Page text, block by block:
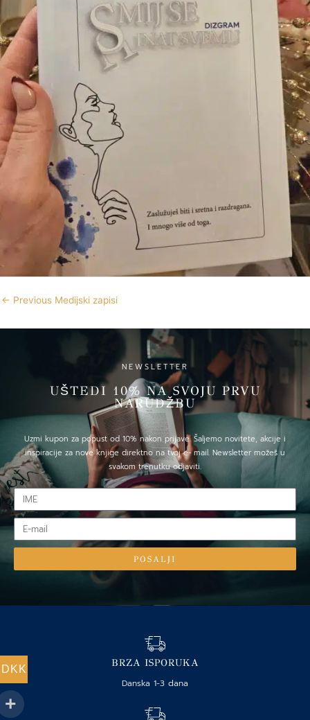
← Previous Medijski zapisi
NEWSLETTER
UŠTEDI 10% NA SVOJU PRVU
NARUDŽBU
Uzmi kupon za popust od 10% nakon prijave. Šaljemo novitete, akcije i
inspiracije za nove knjige direktno na tvoj e- mail. Newsletter možeš u
svakom trenutku odjaviti.
IME
E-
mail
POSALJI
BRZA ISPORUKA
Danska 1-3 dana
DKK